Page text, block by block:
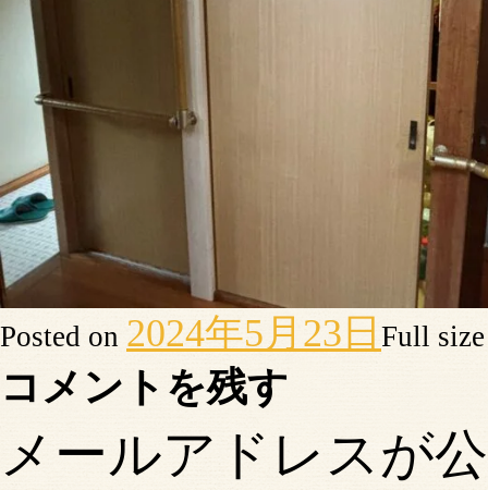
Posted on 2024年5月23日 Full
コメントを残す
メールアドレスが